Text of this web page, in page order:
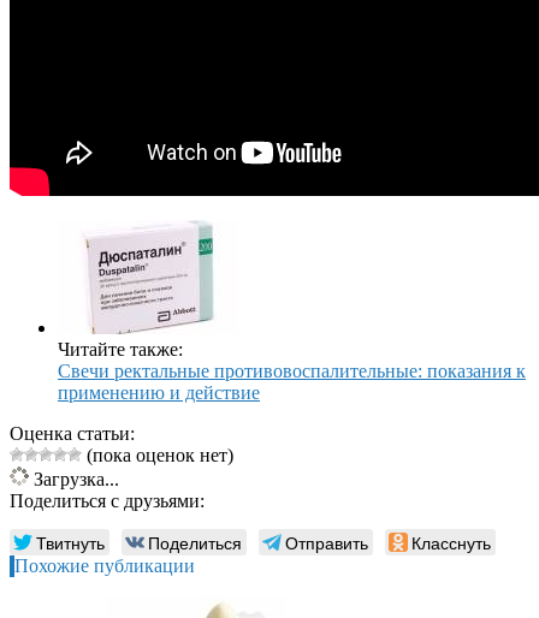
Читайте также:
Свечи ректальные противовоспалительные: показания к
применению и действие
Оценка статьи:
(пока оценок нет)
Загрузка...
Поделиться с друзьями:
Твитнуть Поделиться Отправить Класснуть
Похожие публикации